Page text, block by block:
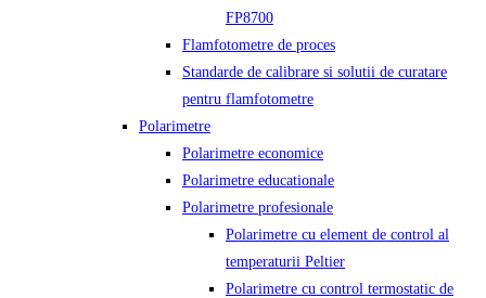
FP8700
Flamfotometre de proces
Standarde de calibrare si solutii de curatare
pentru flamfotometre
Polarimetre
Polarimetre economice
Polarimetre educationale
Polarimetre profesionale
Polarimetre cu element de control al
temperaturii Peltier
Polarimetre cu control termostatic de